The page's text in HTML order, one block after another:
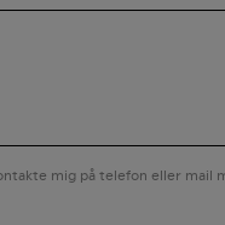
mig på telefon eller mail